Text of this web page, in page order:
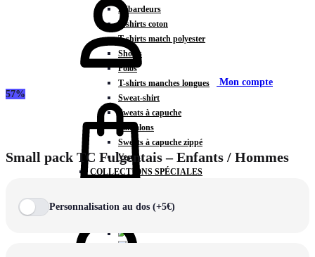
Débardeurs
T-shirts coton
T-shirts match polyester
Shorts
Polos
T-shirts manches longues
Sweat-shirt
Sweats à capuche
Pantalons
Sweats à capuche zippé
Vestes
COLLECTIONS SPÉCIALES
Mon compte
57%
Small pack TC Fulgentais – Enfants / Hommes
Personnalisation au dos (+5€)